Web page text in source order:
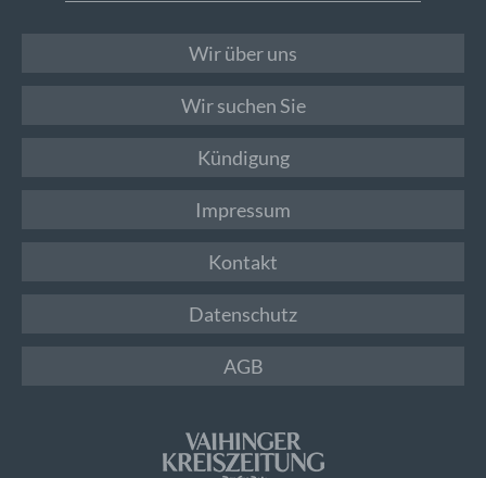
Wir über uns
Wir suchen Sie
Kündigung
Impressum
Kontakt
Datenschutz
AGB